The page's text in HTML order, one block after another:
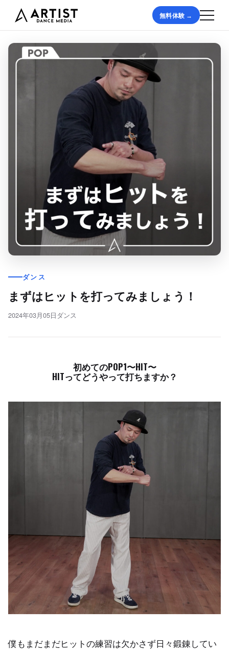
無料体験 →
ダンス
まずはヒットを打ってみましょう！
2024年03月05日ダンス
初めてのPOP1〜HIT〜
HITってどうやって打ちますか？
僕もまだまだヒットの練習は欠かさず日々鍛錬してい